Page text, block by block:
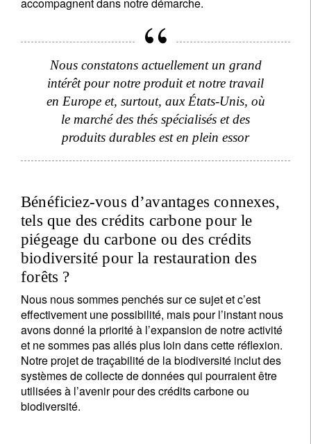
Nous constatons actuellement un grand
intérêt pour notre produit et notre travail
en Europe et, surtout, aux États-Unis, où
le marché des thés spécialisés et des
produits durables est en plein essor
Bénéficiez-vous d’avantages connexes,
tels que des crédits carbone pour le
piégeage du carbone ou des crédits
biodiversité pour la restauration des
forêts ?
Nous nous sommes penchés sur ce sujet et c’est
effectivement une possibilité, mais pour l’instant nous
avons donné la priorité à l’expansion de notre activité
et ne sommes pas allés plus loin dans cette réflexion.
Notre projet de traçabilité de la biodiversité inclut des
systèmes de collecte de données qui pourraient être
utilisées à l’avenir pour des crédits carbone ou
biodiversité.